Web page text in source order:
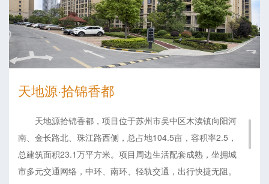
天地源·拾锦香都
天地源拾锦香都，项目位于苏州市吴中区木渎镇向阳河
南、金长路北、珠江路西侧，总占地104.5亩，容积率2.5，
总建筑面积23.1万平方米。项目周边生活配套成熟，坐拥城
市多元交通网络，中环、南环、轻轨交通，出行快捷无阻。